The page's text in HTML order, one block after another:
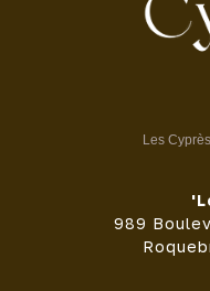
Les
989